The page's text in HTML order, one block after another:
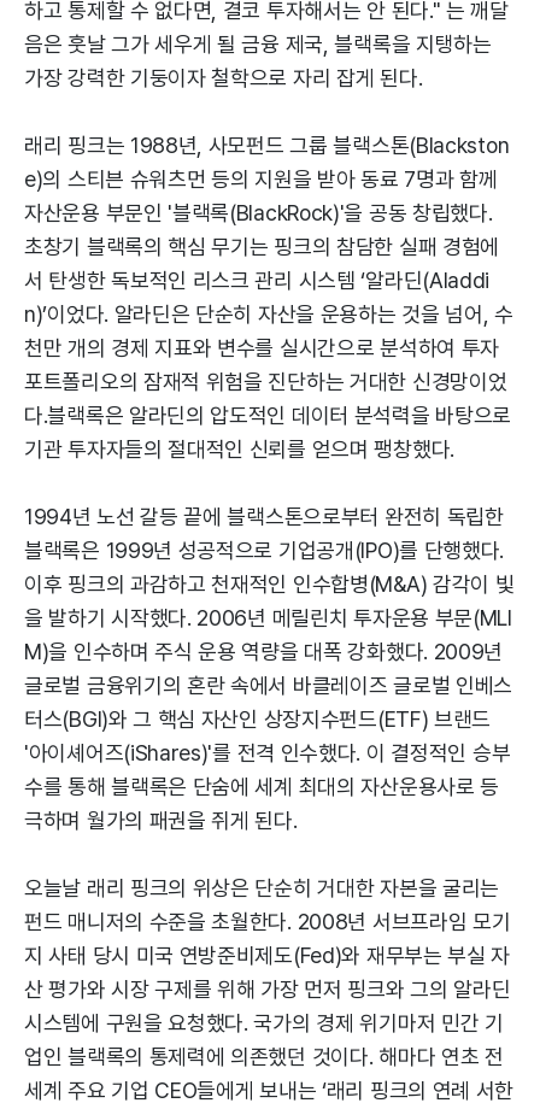
하고 통제할 수 없다면, 결코 투자해서는 안 된다." 는 깨달
음은 훗날 그가 세우게 될 금융 제국, 블랙록을 지탱하는
가장 강력한 기둥이자 철학으로 자리 잡게 된다.
래리 핑크는 1988년, 사모펀드 그룹 블랙스톤(Blackston
e)의 스티븐 슈워츠먼 등의 지원을 받아 동료 7명과 함께
자산운용 부문인 '블랙록(BlackRock)'을 공동 창립했다.
초창기 블랙록의 핵심 무기는 핑크의 참담한 실패 경험에
서 탄생한 독보적인 리스크 관리 시스템 ‘알라딘(Aladdi
n)’이었다. 알라딘은 단순히 자산을 운용하는 것을 넘어, 수
천만 개의 경제 지표와 변수를 실시간으로 분석하여 투자
포트폴리오의 잠재적 위험을 진단하는 거대한 신경망이었
다.블랙록은 알라딘의 압도적인 데이터 분석력을 바탕으로
기관 투자자들의 절대적인 신뢰를 얻으며 팽창했다.
1994년 노선 갈등 끝에 블랙스톤으로부터 완전히 독립한
블랙록은 1999년 성공적으로 기업공개(IPO)를 단행했다.
이후 핑크의 과감하고 천재적인 인수합병(M&A) 감각이 빛
을 발하기 시작했다. 2006년 메릴린치 투자운용 부문(MLI
M)을 인수하며 주식 운용 역량을 대폭 강화했다. 2009년
글로벌 금융위기의 혼란 속에서 바클레이즈 글로벌 인베스
터스(BGI)와 그 핵심 자산인 상장지수펀드(ETF) 브랜드
'아이셰어즈(iShares)'를 전격 인수했다. 이 결정적인 승부
수를 통해 블랙록은 단숨에 세계 최대의 자산운용사로 등
극하며 월가의 패권을 쥐게 된다.
오늘날 래리 핑크의 위상은 단순히 거대한 자본을 굴리는
펀드 매니저의 수준을 초월한다. 2008년 서브프라임 모기
지 사태 당시 미국 연방준비제도(Fed)와 재무부는 부실 자
산 평가와 시장 구제를 위해 가장 먼저 핑크와 그의 알라딘
시스템에 구원을 요청했다. 국가의 경제 위기마저 민간 기
업인 블랙록의 통제력에 의존했던 것이다. 해마다 연초 전
세계 주요 기업 CEO들에게 보내는 ‘래리 핑크의 연례 서한